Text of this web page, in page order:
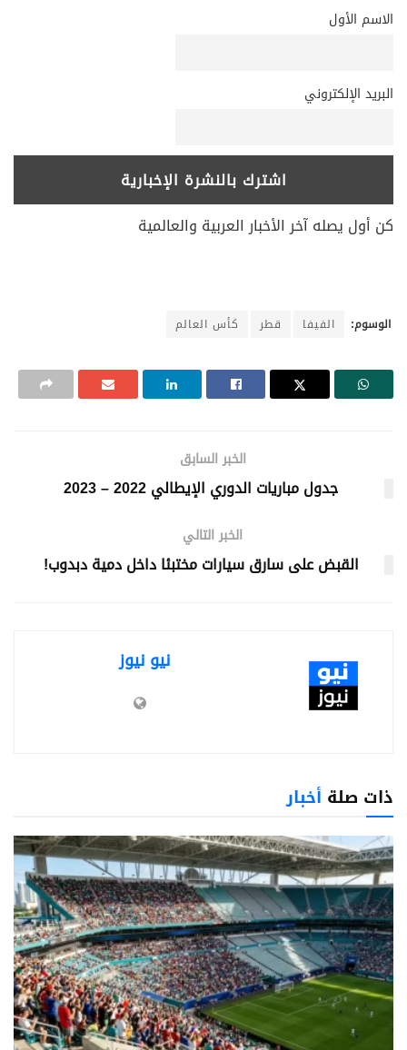
الاسم الأول
البريد الإلكتروني
كن أول يصله آخر الأخبار العربية والعالمية
الوسوم: الفيفا قطر كأس العالم
الخبر السابق
جدول مباريات الدوري الإيطالي 2022 – 2023
الخبر التالي
القبض على سارق سيارات مختبئا داخل دمية دبدوب!
نيو نيوز
ذات صلة أخبار